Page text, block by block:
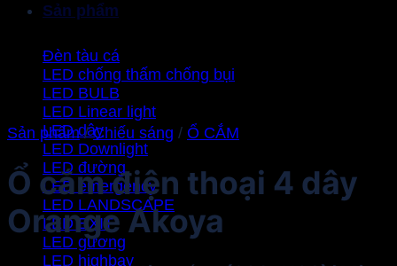
Sản phẩm
Đèn tàu cá
LED chống thấm chống bụi
LED BULB
LED Linear light
LED dây
LED Downlight
LED đường
LED emergency
LED LANDSCAPE
LED EXIT
LED gương
LED highbay
Sản phẩm / Chiếu sáng / Ổ CẮM
Ổ cắm điện thoại 4 dây
Orange Akoya